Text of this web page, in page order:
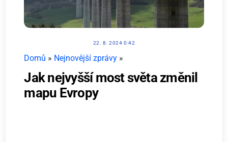
22. 8. 2024 0:42
Domů » Nejnovější zprávy »
Jak nejvyšší most světa změnil
mapu Evropy